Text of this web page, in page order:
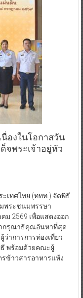
องในโอกาสวัน
จพระเจ้าอยู่หัว
ะเทศไทย (ททท.) จัดพิธี
พระชนมพรรษา
ม 2569 เพื่อแสดงออก
กรุณาธิคุณอันหาที่สุด
ว่าการการท่องเที่ยว
ธี พร้อมด้วยคณะผู้
ข้าวสารอาหารแห้ง